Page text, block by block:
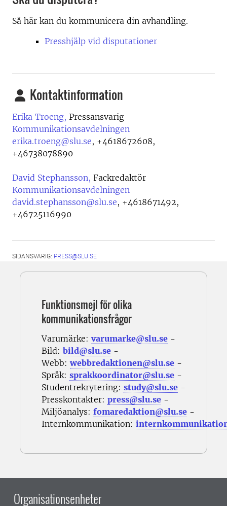
Så här kan du kommunicera din avhandling.
Presshjälp vid disputationer
Kontaktinformation
Erika Troeng, Pressansvarig
Kommunikationsavdelningen
erika.troeng@slu.se, +4618672608,
+46738078890
David Stephansson, Fackredaktör
Kommunikationsavdelningen
david.stephansson@slu.se, +4618671492,
+46725116990
SIDANSVARIG: PRESS@SLU.SE
Funktionsmejl för olika
kommunikationsfrågor
Varumärke: varumarke@slu.se -
Bild: bild@slu.se -
Webb:webbredaktionen@slu.se -
Språk: sprakkoordinator@slu.se -
Studentrekrytering: study@slu.se -
Presskontakter: press@slu.se -
Miljöanalys: fomaredaktion@slu.se -
Internkommunikation:
Organisationsenheter